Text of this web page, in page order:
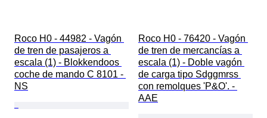
Roco H0 - 44982 - Vagón
de tren de pasajeros a
escala (1) - Blokkendoos
coche de mando C 8101 -
NS
Roco H0 - 76420 - Vagón
de tren de mercancías a
escala (1) - Doble vagón
de carga tipo Sdggmrss
con remolques 'P&O'. -
AAE